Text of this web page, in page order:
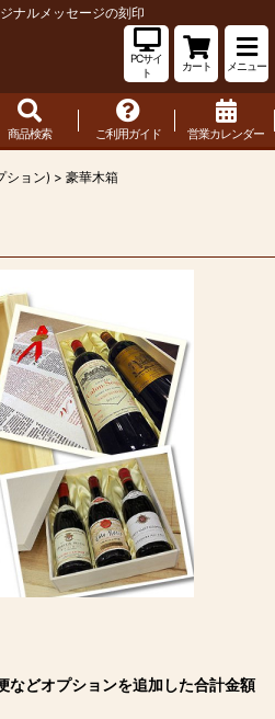
ナルメッセージの刻印
PCサイ
ト
カート メニュー
商品検索 ご利用ガイド 営業カレンダー
ション) > 豪華木箱
などオプションを追加した合計金額